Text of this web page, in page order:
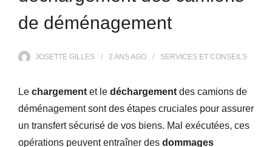
de déménagement
JOSETTE GILLES 2 ANSAGO SERVICES ET CONSEILS
Le chargement et le déchargement des camions de
déménagement sont des étapes cruciales pour assurer
un transfert sécurisé de vos biens. Mal exécutées, ces
opérations peuvent entraîner des dommages